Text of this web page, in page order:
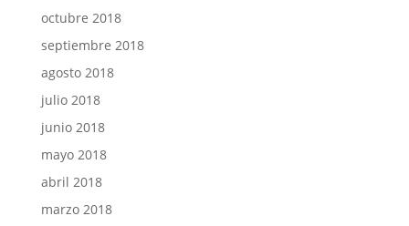
octubre 2018
septiembre 2018
agosto 2018
julio 2018
junio 2018
mayo 2018
abril 2018
marzo 2018